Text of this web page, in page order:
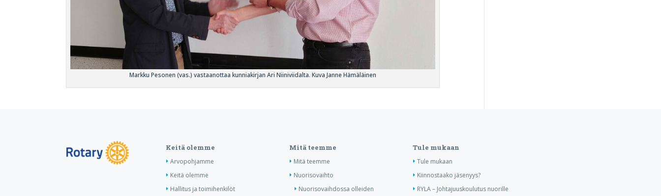
Markku Pesonen (vas.) vastaanottaa kunniakirjan Ari Niiniviidalta. Kuva Janne Hämäläinen
Keitä olemme
Arvopohjamme
Keitä olemme
Hallitus ja toimihenkilöt
Mitä teemme
Mitä teemme
Nuorisovaihto
Nuorisovaihdossa olleiden
Tule mukaan
Tule mukaan
Kiinnostaako jäsenyys?
RYLA – Johtajuuskoulutus nuorille